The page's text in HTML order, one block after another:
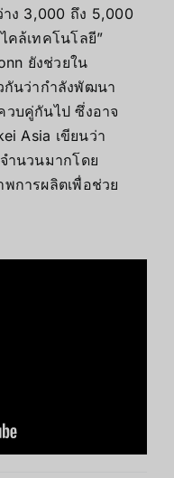
ง 3,000 ถึง 5,000
คล้เทคโนโลยี”
ยังช่วยใน
กันว่ากำลังพัฒนา
บคู่กันไป ซึ่งอาจ
Asia เขียนว่า
ำนวนมากโดย
การผลิตเพื่อช่วย